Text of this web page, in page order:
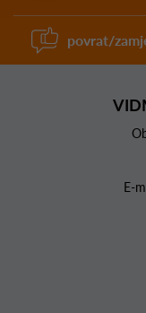
povrat/
E-